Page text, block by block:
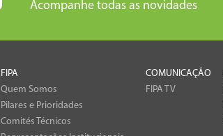
Acompanhe todas as novidades
FIPA
Quem Somos
Pilares e Prioridades
Comités Técnicos
COMUNICAÇÃO
FIPA TV